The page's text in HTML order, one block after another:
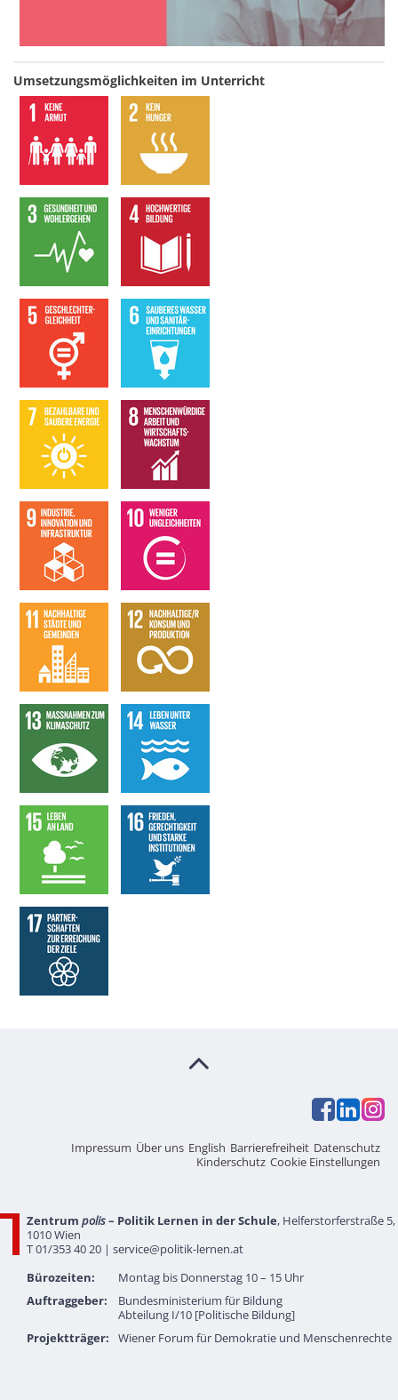
Umsetzungsmöglichkeiten im Unterricht
Impressum Über uns English Barrierefreiheit Datenschutz
Kinderschutz Cookie Einstellungen
Zentrum polis– Politik Lernen in der Schule, Helferstorferstraße 5,
1010 Wien
T 01/353 40 20 | service@politik-lernen.at
Bürozeiten:
Montag bis Donnerstag 10 – 15 Uhr
Auftraggeber:
Bundesministerium für Bildung
Abteilung I/10 [Politische Bildung]
Projektträger:
Wiener Forum für Demokratie und Menschenrechte